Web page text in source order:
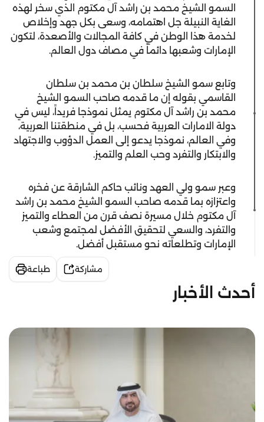
السمو الشيخ محمد بن راشد آل مكتوم الذي سخر لهذه
الغاية النبيلة جل اهتمامه، وسعى بكل جهد وإخلاص
لخدمة هذا الوطن في كافة المجالات والأصعدة، لتكون
الإمارات وشعبها دائماً في مصاف دول العالم.
وتابع سمو الشيخ سلطان بن محمد بن سلطان
القاسمي بقوله إن ما قدمه صاحب السمو الشيخ
محمد بن راشد آل مكتوم يمثل نموذجا فريداً، ليس في
دولة الامارات العربية فحسب، بل في منطقتنا العربية،
وفي العالم، نموذجا يدعو إلى العمل الدؤوب والاجتهاد
والابتكار والتفرد وحب العلم والتميز.
وعبر سمو ولي العهد ونائب حاكم الشارقة عن فخره
واعتزازه بما قدمه صاحب السمو الشيخ محمد بن راشد
آل مكتوم خلال مسيرة نصف قرن من العطاء والتميز
والتفرد، والسعي لتحقيق الأفضل لمجتمع وشعب
الإمارات وتطلعاته نحو مستقبل أفضل.
مشاركة طباعة
أحدث الأخبار